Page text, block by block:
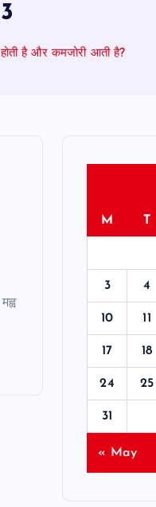
है और कमजोरी आती है?
M T
3 4
10 11
17 18
24 25
31
« May